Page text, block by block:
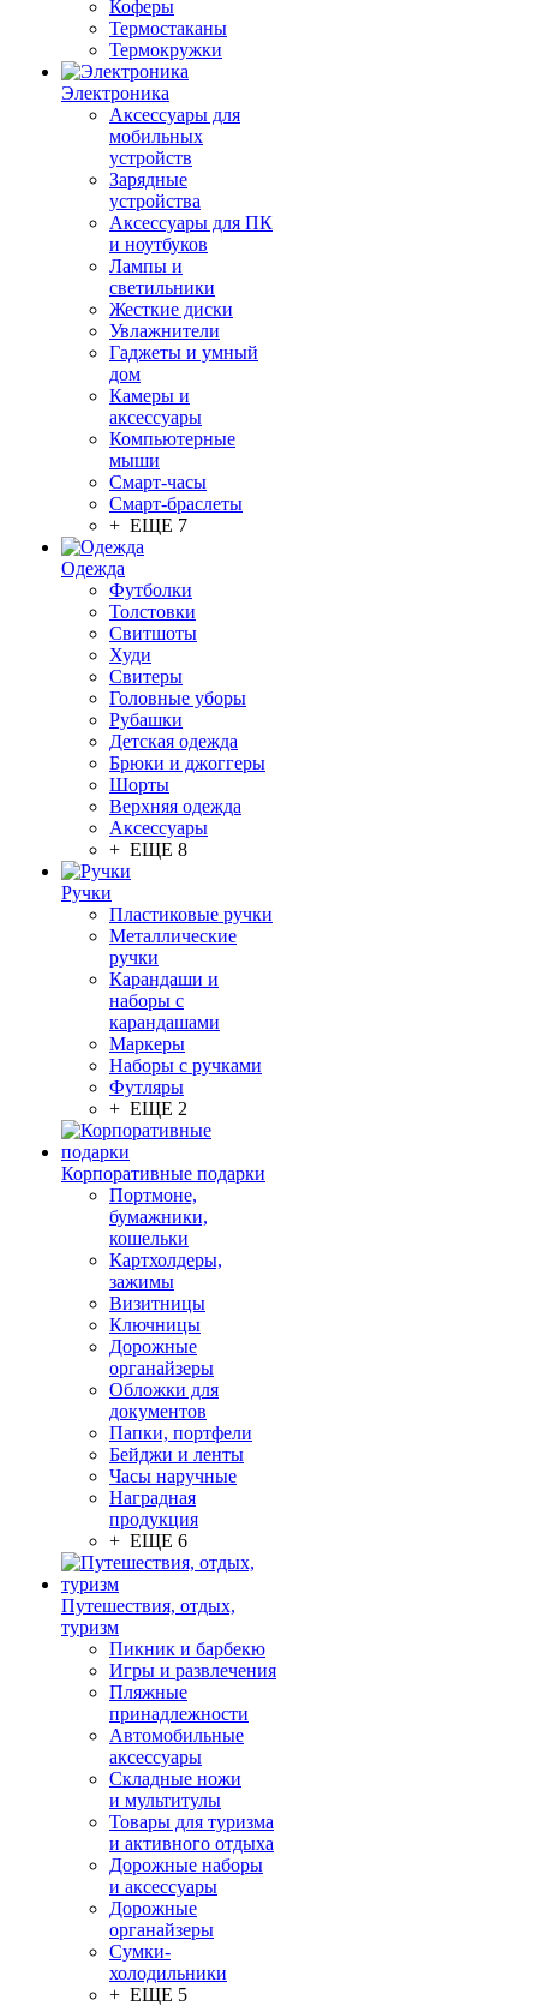
Коферы
Термостаканы
Термокружки
Электроника
Аксессуары для
мобильных
устройств
Зарядные
устройства
Аксессуары для ПК
и ноутбуков
Лампы и
светильники
Жесткие диски
Увлажнители
Гаджеты и умный
дом
Камеры и
аксессуары
Компьютерные
мыши
Смарт-часы
Смарт-браслеты
+ ЕЩЕ 7
Одежда
Футболки
Толстовки
Свитшоты
Худи
Свитеры
Головные уборы
Рубашки
Детская одежда
Брюки и джоггеры
Шорты
Верхняя одежда
Аксессуары
+ ЕЩЕ 8
Ручки
Пластиковые ручки
Металлические
ручки
Карандаши и
наборы с
карандашами
Маркеры
Наборы с ручками
Футляры
+ ЕЩЕ 2
Корпоративные подарки
Портмоне,
бумажники,
кошельки
Картхолдеры,
зажимы
Визитницы
Ключницы
Дорожные
органайзеры
Обложки для
документов
Папки, портфели
Бейджи и ленты
Часы наручные
Наградная
продукция
+ ЕЩЕ 6
Путешествия, отдых,
туризм
Пикник и барбекю
Игры и развлечения
Пляжные
принадлежности
Автомобильные
аксессуары
Складные ножи
и мультитулы
Товары для туризма
и активного отдыха
Дорожные наборы
и аксессуары
Дорожные
органайзеры
Сумки-
холодильники
+ ЕЩЕ 5